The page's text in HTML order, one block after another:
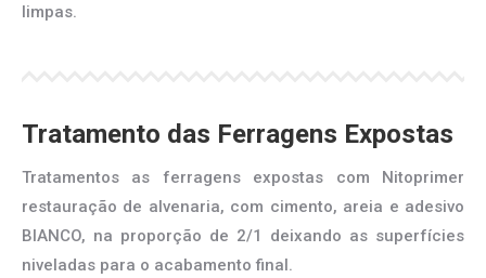
limpas.
Tratamento das Ferragens Expostas
Tratamentos as ferragens expostas com Nitoprimer
restauração de alvenaria, com cimento, areia e adesivo
BIANCO, na proporção de 2/1 deixando as superfícies
niveladas para o acabamento final.